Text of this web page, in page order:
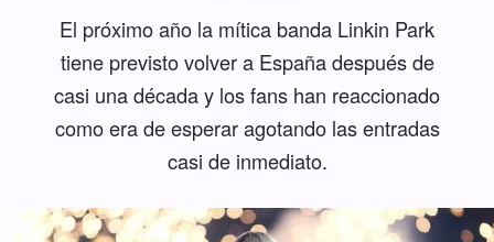
El próximo año la mítica banda Linkin Park
tiene previsto volver a España después de
casi una década y los fans han reaccionado
como era de esperar agotando las entradas
casi de inmediato.